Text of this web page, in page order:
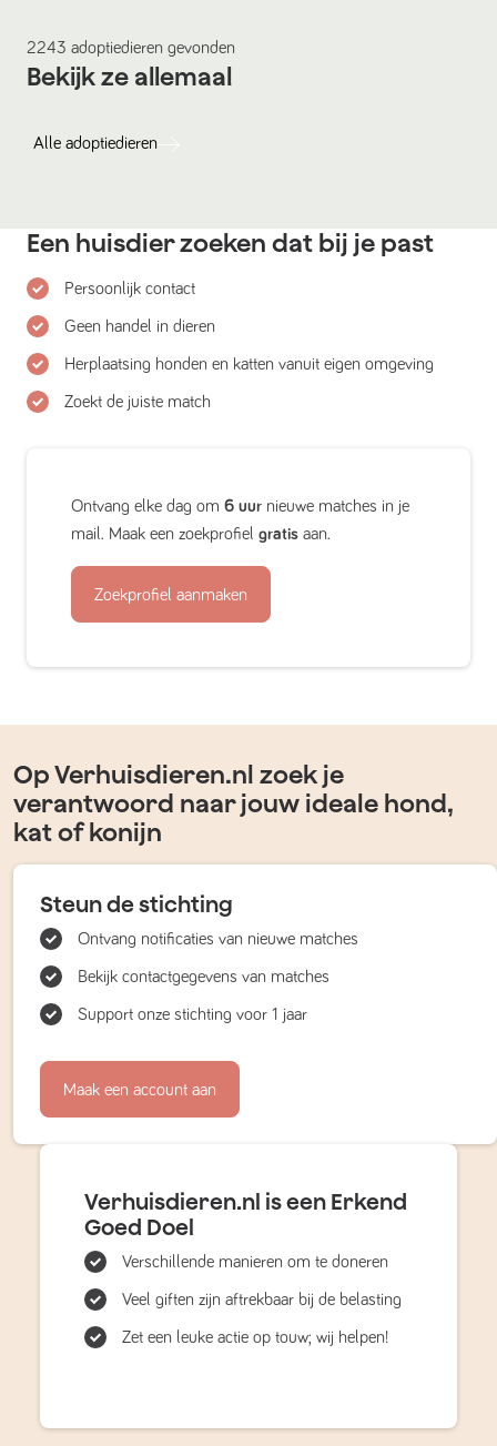
2243 adoptiedieren gevonden
Bekijk ze allemaal
Alle adoptiedieren
Een huisdier zoeken dat bij je past
Persoonlijk contact
Geen handel in dieren
Herplaatsing honden en katten vanuit eigen omgeving
Zoekt de juiste match
Ontvang elke dag om 6 uur nieuwe matches in je
mail. Maak een zoekprofiel gratis aan.
Zoekprofiel aanmaken
Op Verhuisdieren.nl zoek je
verantwoord naar jouw ideale hond,
kat of konijn
Steun de stichting
Ontvang notificaties van nieuwe matches
Bekijk contactgegevens van matches
Support onze stichting voor 1 jaar
Maak een account aan
Verhuisdieren.nl is een Erkend
Goed Doel
Verschillende manieren om te doneren
Veel giften zijn aftrekbaar bij de belasting
Zet een leuke actie op touw; wij helpen!